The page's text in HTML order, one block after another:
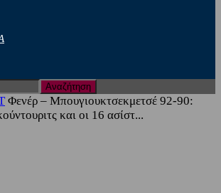
Φενέρ – Μπουγιουκτσεκμετσέ 92-90:
και οι 16 ασίστ...